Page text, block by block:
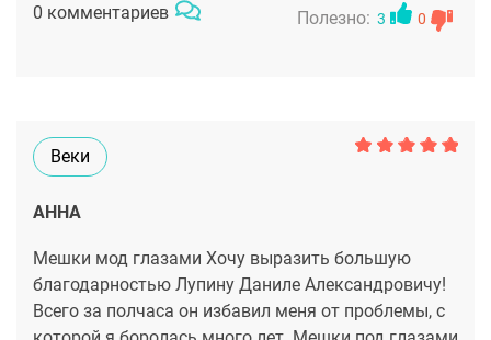
формально, а с душой, и это чувствуется на
класса!
было никаких синяков ,швов не было видно
0 комментариев Полезно: 3 0
Веки
АННА
Мешки мод глазами Хочу выразить большую
благодарностью Лупину Даниле Александровичу!
Всего за полчаса он избавил меня от проблемы, с